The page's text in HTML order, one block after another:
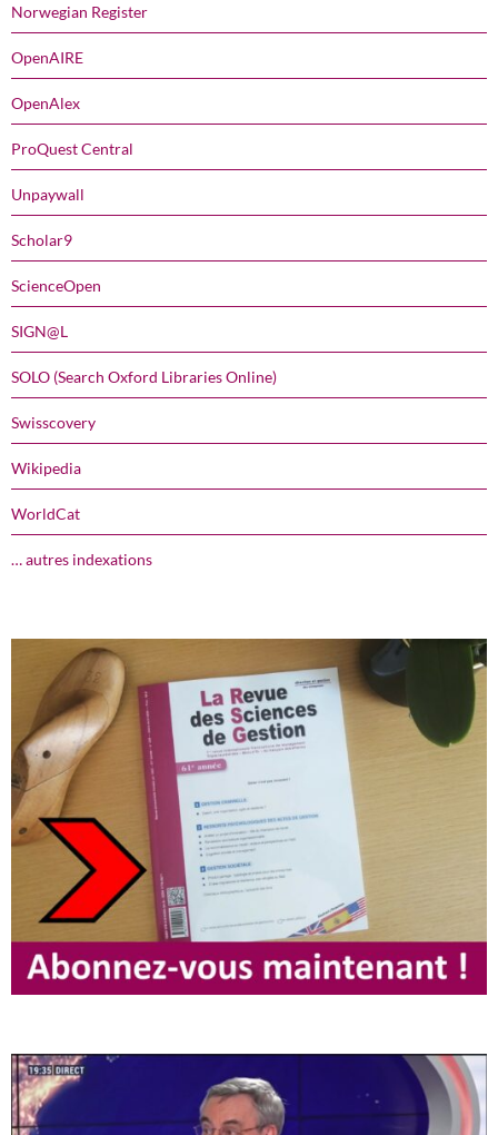
Norwegian Register
OpenAIRE
OpenAlex
ProQuest Central
Unpaywall
Scholar9
ScienceOpen
SIGN@L
SOLO (Search Oxford Libraries Online)
Swisscovery
Wikipedia
WorldCat
… autres indexations